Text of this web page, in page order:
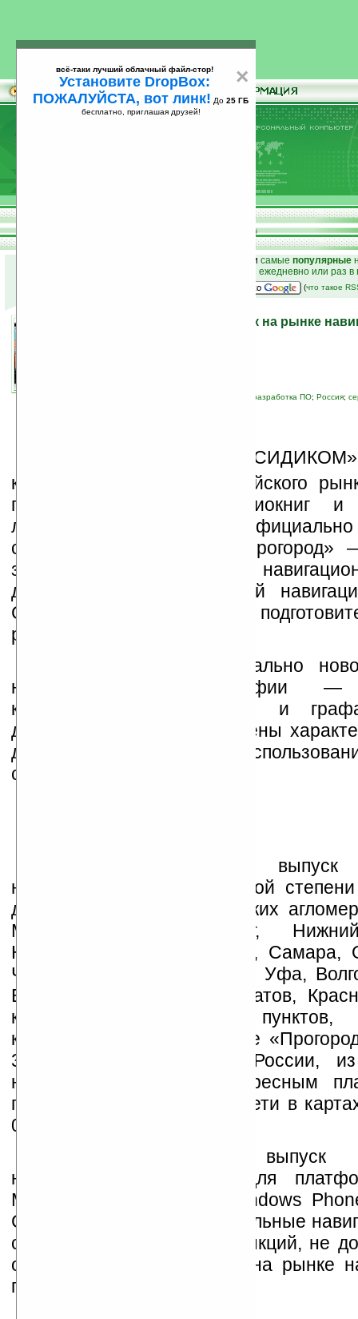
25
и самые популярные
на email ежедневно или раз
(что такое
«Прогород»: новый игрок на рынке
разработка ПО; Россия;
руппа компаний
крупнейших игроков российского
права (около 50% аудиокниг
лицензионного караоке),
старте нового проекта «Прогород»
законченного программного
для устройств спутниковой
GPS. Результатом годового
реализации проекта стало:
1. Создание принципиально
навигационной картографии —
картографической основы и
движения. В основу положены
для России сценарии
спутниковой навигации.
2. Разработка и выпуск
навигационных карт высокой
для 17 крупнейших городских
Москва, Санкт-Петербург,
Новосибирск, Екатеринбург, Самара,
Челябинск, Ростов-на-Дону, Уфа,
Воронеж, Красноярск, Саратов,
количество населенных
картографическое покрытие
33 000 в 50 регионах России,
населенные пункты с адресным
протяженность дорожной сети в
000 км.
3. Разработка и выпуск
навигационных пакетов для
Mobile (коммуникаторы Windows
CE (классические автомобильные
с набором уникальных функций, не
одной из представленных на рынке
программ.
×
всё-таки лучший облачный файл-стор!
Установите DropBox:
ПОЖАЛУЙСТА, вот линк! До 25 ГБ
бесплатно, приглашая друзей!